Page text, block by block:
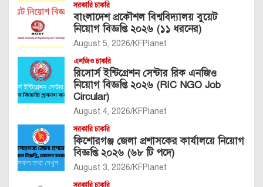
সরকারি চাকরি
বাংলাদেশ প্রকৌশল বিশ্ববিদ্যালয় বুয়েট
নিয়োগ বিজ্ঞপ্তি ২০২৬ (১১ ধরনের)
August 5, 2026 KFPlanet
এনজিও চাকরি
রিসোর্স ইন্টিগ্রেশন সেন্টার রিক এনজিও
নিয়োগ বিজ্ঞপ্তি ২০২৬ (RIC NGO Job
Circular)
August 4, 2026 KFPlanet
সরকারি চাকরি
কিশোরগঞ্জ জেলা প্রশাসকের কার্যালয়ে নিয়োগ
বিজ্ঞপ্তি ২০২৬ (৬৮ টি পদে)
August 3, 2026 KFPlanet
সরকারি চাকরি